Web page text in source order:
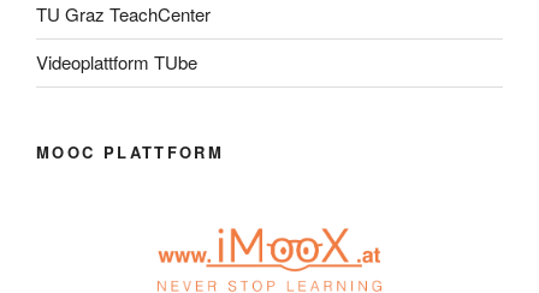
TU Graz TeachCenter
Videoplattform TUbe
MOOC PLATTFORM